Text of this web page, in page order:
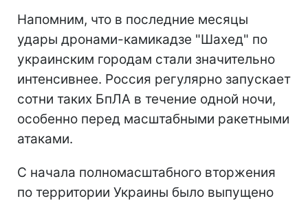
Напомним, что в последние месяцы
удары дронами-камикадзе "Шахед" по
украинским городам стали значительно
интенсивнее. Россия регулярно запускает
сотни таких БпЛА в течение одной ночи,
особенно перед масштабными ракетными
атаками.
С начала полномасштабного вторжения
по территории Украины было выпущено